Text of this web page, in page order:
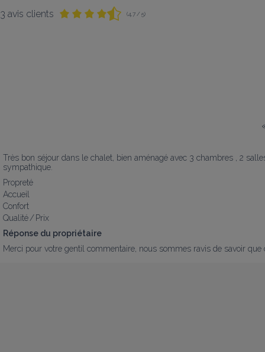
3 avis clients (4,7 / 5)
Très bon séjour dans le chalet, bien aménagé avec 3 chambres , 2
sympathique.
Propreté
Accueil
Confort
Qualité / Prix
Réponse du propriétaire
Merci pour votre gentil commentaire, nous sommes ravis de savoir que